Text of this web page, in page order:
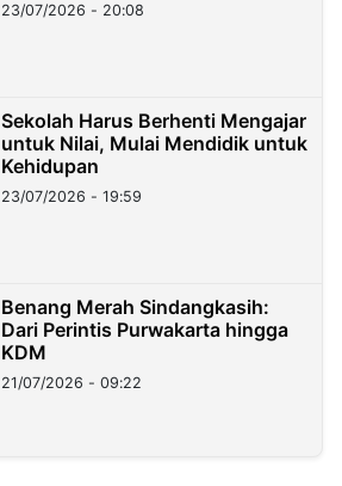
23/07/2026 - 20:08
Sekolah Harus Berhenti Mengajar
untuk Nilai, Mulai Mendidik untuk
Kehidupan
23/07/2026 - 19:59
Benang Merah Sindangkasih:
Dari Perintis Purwakarta hingga
KDM
21/07/2026 - 09:22